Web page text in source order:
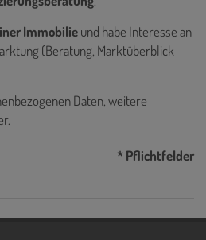
Immobilieund habe Interesse an
(Beratung, Marktüberblick
Daten, weitere
.
* Pflichtfelder